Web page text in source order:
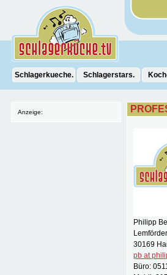
Schlagerkueche. Schlagerstars.
Anzeige:
Philipp
30169
pb at
Büro: